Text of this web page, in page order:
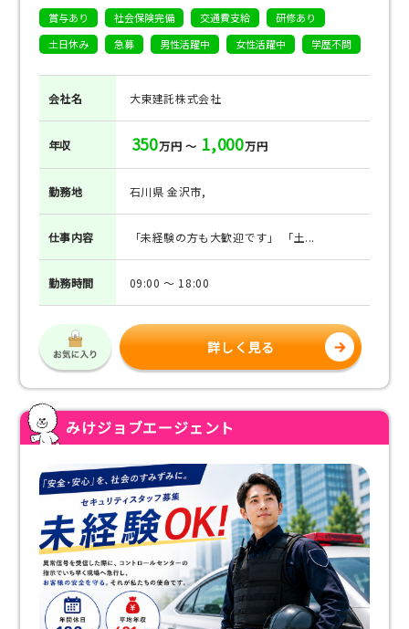
賞与あり 社会保険完備 交通費支給
研修あり
土日休み
急募 男性活躍中 女性活躍中 学歴不問
会社名 大東建託株式会社
年収 350万円 ～ 1,000万円
勤務地 石川県 金沢市,
仕事内容 「未経験の方も大歓迎です」 「土...
勤務時間 09:00 ～ 18:00
詳しく見る
みけジョブエージェント